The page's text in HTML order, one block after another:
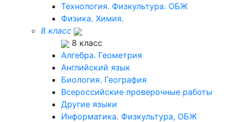
Технология. Физкультура. ОБЖ
Физика. Химия.
8 класс
8 класс
Алгебра. Геометрия
Английский язык
Биология. География
Всероссийские проверочные работы
Другие языки
Информатика. Физкультура, ОБЖ